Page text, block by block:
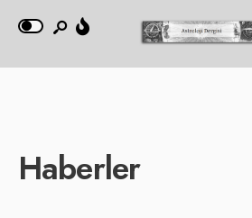
Haberler